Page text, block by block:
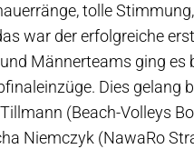
tolle
war der erfolgreiche
Männerteams ging
Dies gelang
(Beach-Volleys
Niemczyk (NawaRo